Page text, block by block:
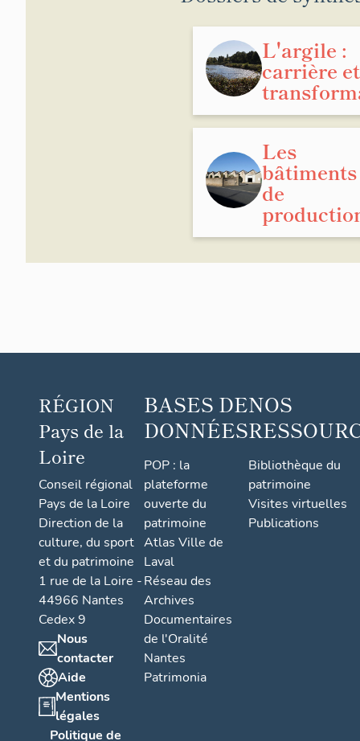
L'argile :
carrière et
Les
bâtiments
de
RÉGION
Pays de la
Loire
Conseil régional
Pays de la Loire
Direction de la
culture, du sport
et du patrimoine
1 rue de la Loire -
44966 Nantes
Cedex 9
Nous
contacter
Aide
Mentions
légales
Politique de
BASES DE
DONNÉES
POP : la
plateforme
ouverte du
patrimoine
Atlas Ville de
Laval
Réseau des
Archives
Documentaires
de l'Oralité
Nantes
Patrimonia
NOS
Bibliothèque du
patrimoine
Visites virtuelles
Publications